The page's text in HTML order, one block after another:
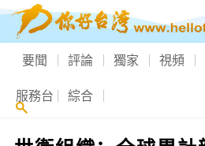
要聞 評論 獨家 視頻
服務台 綜合